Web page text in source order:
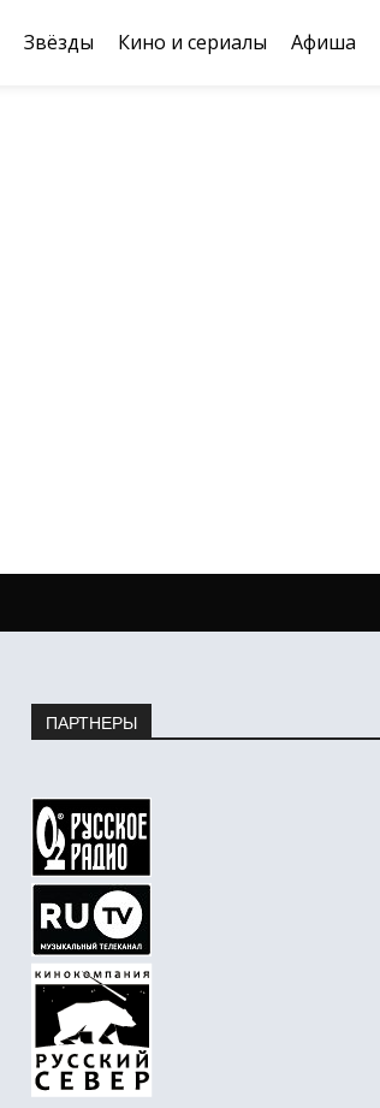
Звёзды Кино и сериалы Афиша
ПАРТНЕРЫ